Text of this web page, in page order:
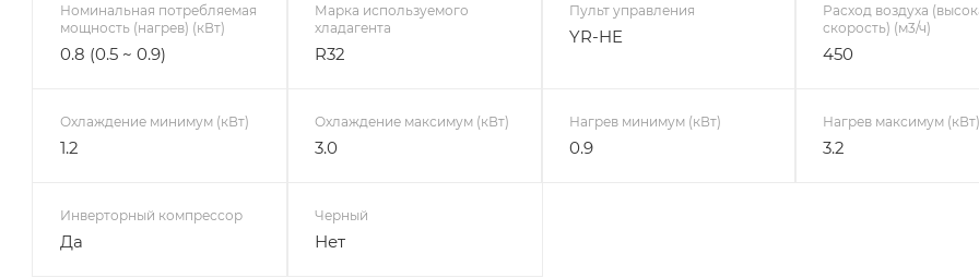
Номинальная потребляемая
мощность (нагрев) (кВт)
0.8 (0.5 ~ 0.9)
Марка используемого
хладагента
R32
Пульт управления
YR-HE
Расход воздуха
скорость) (м3/ч)
450
Охлаждение минимум (кВт)
1.2
Охлаждение максимум (кВт)
3.0
Нагрев минимум (кВт)
0.9
Нагрев максимум (кВт)
3.2
Инверторный компрессор
Да
Черный
Нет